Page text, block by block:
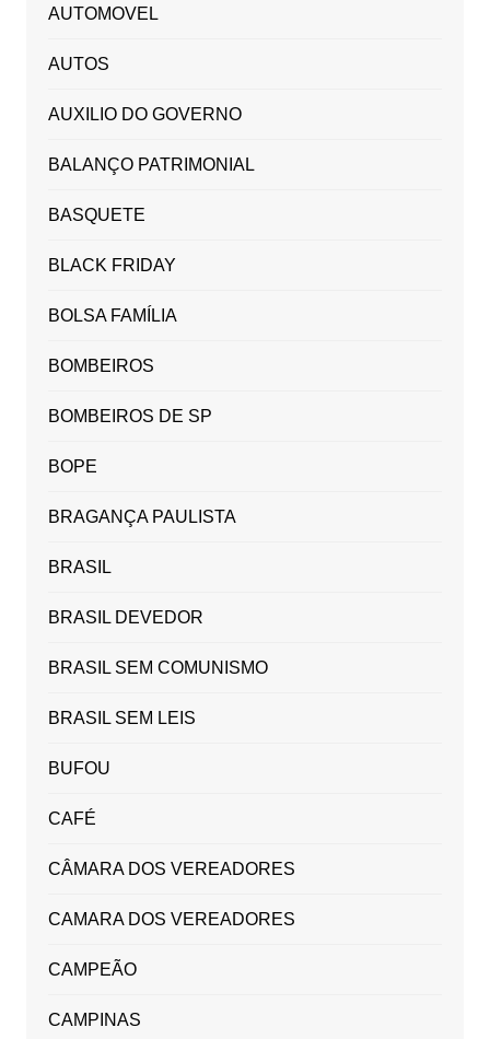
AUTOMOVEL
AUTOS
AUXILIO DO GOVERNO
BALANÇO PATRIMONIAL
BASQUETE
BLACK FRIDAY
BOLSA FAMÍLIA
BOMBEIROS
BOMBEIROS DE SP
BOPE
BRAGANÇA PAULISTA
BRASIL
BRASIL DEVEDOR
BRASIL SEM COMUNISMO
BRASIL SEM LEIS
BUFOU
CAFÉ
CÂMARA DOS VEREADORES
CAMARA DOS VEREADORES
CAMPEÃO
CAMPINAS